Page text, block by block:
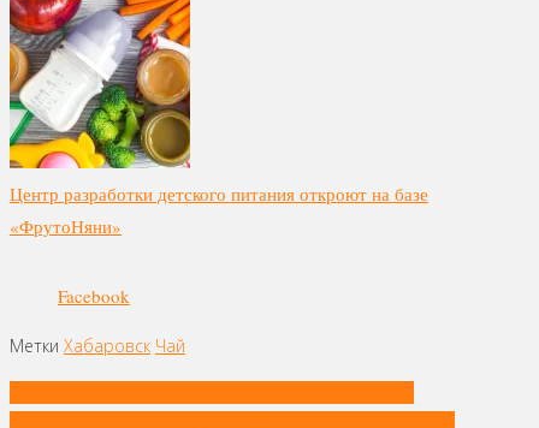
Центр разработки детского питания откроют на базе
«ФрутоНяни»
Facebook
Метки Хабаровск Чай